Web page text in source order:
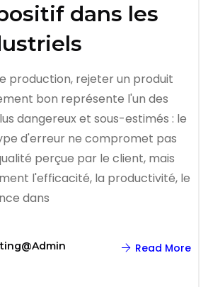
dans les
production, rejeter un produit
bon représente l'un des
dangereux et sous-estimés : le
d'erreur ne compromet pas
perçue par le client, mais
l'efficacité, la productivité, le
dans
Read More